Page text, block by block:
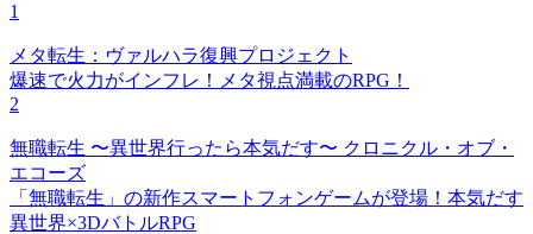
1
メタ転生：ヴァルハラ復興プロジェクト
爆速で火力がインフレ！メタ視点満載のRPG！
2
無職転生 〜異世界行ったら本気だす〜 クロニクル・オブ・
エコーズ
「無職転生」の新作スマートフォンゲームが登場！本気だす
異世界×3DバトルRPG